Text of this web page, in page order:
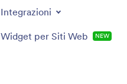
Integrazioni
Widget per Siti Web NEW